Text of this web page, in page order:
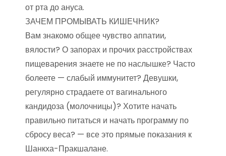
от рта до ануса.
ЗАЧЕМ ПРОМЫВАТЬ КИШЕЧНИК?
Вам знакомо общее чувство аппатии,
вялости? О запорах и прочих расстройствах
пищеварения знаете не по наслышке? Часто
болеете — слабый иммунитет? Девушки,
регулярно страдаете от вагинального
кандидоза (молочницы)? Хотите начать
правильно питаться и начать программу по
сбросу веса? — все это прямые показания к
Шанкха-Пракшалане.